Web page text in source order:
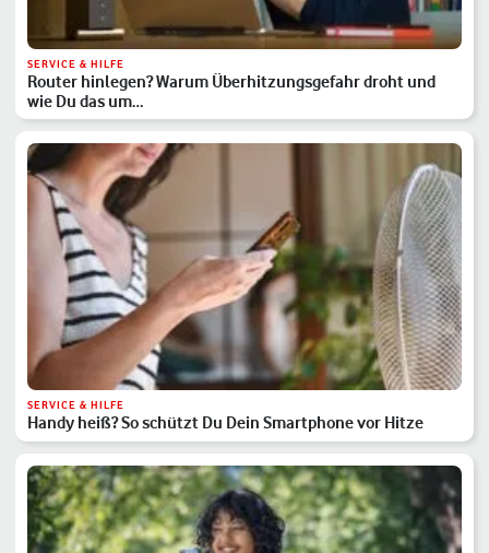
SERVICE & HILFE
Router hinlegen? Warum Überhitzungsgefahr droht und
wie Du das um…
SERVICE & HILFE
Handy heiß? So schützt Du Dein Smartphone vor Hitze